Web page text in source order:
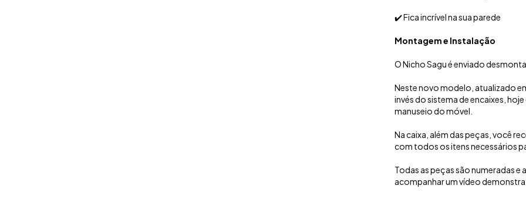
✔️ Fica incrível na sua parede
Montagem e Instalação
O Nicho Sagu é enviado
Neste novo modelo, atualizado
invés do sistema de encaixes,
manuseio do móvel.
Na caixa, além das peças, você
com todos os itens necessários
Todas as peças são numeradas
acompanhar um vídeo